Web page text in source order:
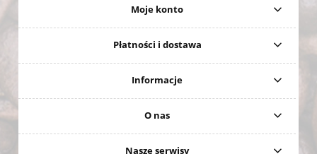
Moje konto
Płatności i dostawa
Informacje
O nas
Nasze serwisy